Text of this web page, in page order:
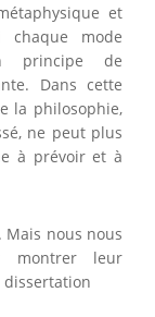
et
chaque mode
principe de
Dans cette
la philosophie,
ne peut plus
à prévoir et à
Mais nous nous
montrer leur